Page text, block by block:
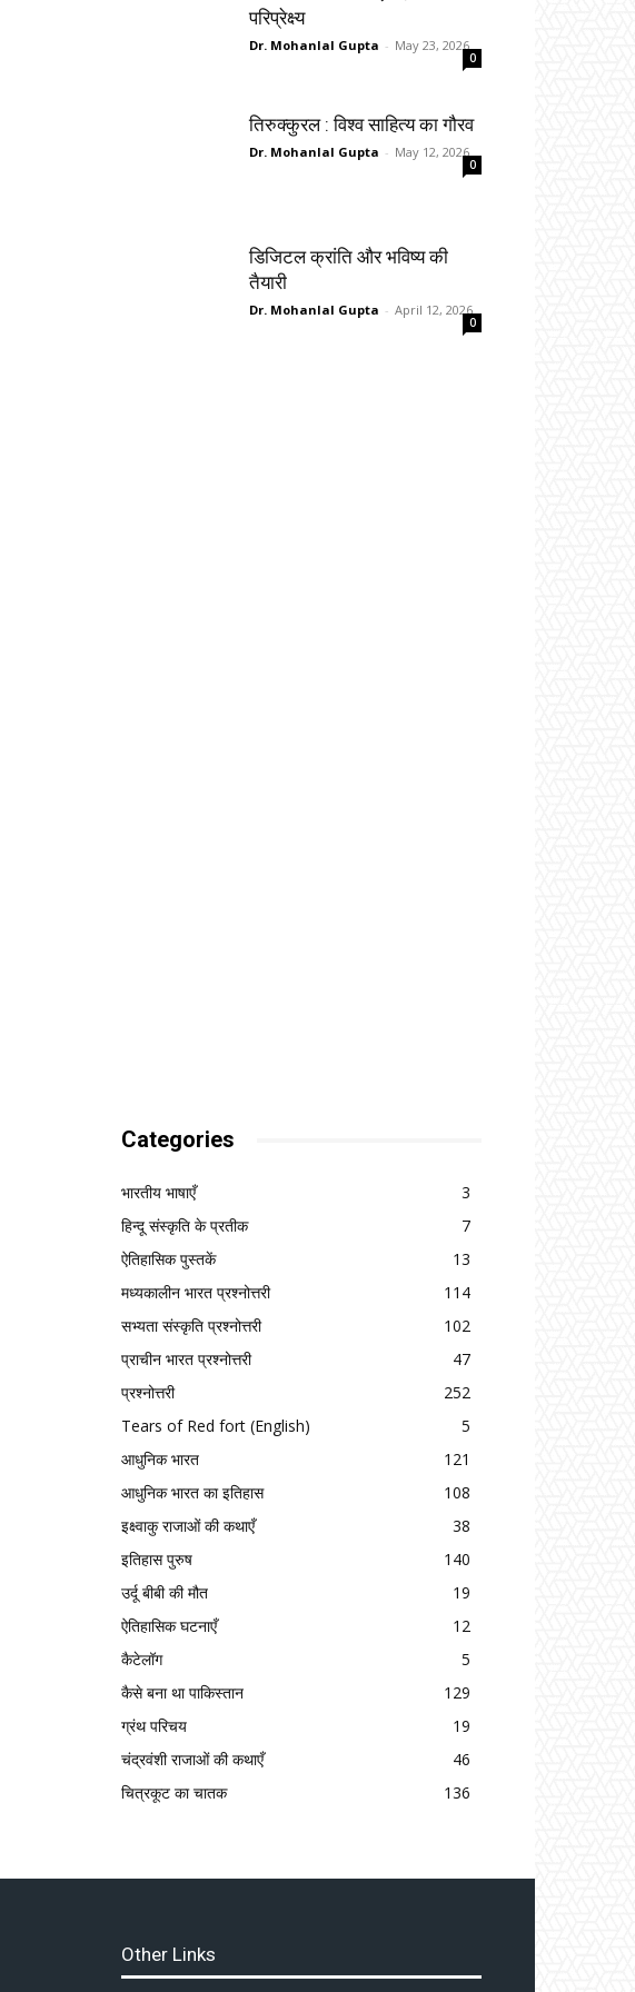
परिप्रेक्ष्य
Dr. Mohanlal Gupta - May 23, 2026
0
तिरुक्कुरल : विश्व साहित्य का गौरव
Dr. Mohanlal Gupta - May 12, 2026
0
डिजिटल क्रांति और भविष्य की
तैयारी
Dr. Mohanlal Gupta - April 12, 2026
0
Categories
भारतीय भाषाएँ
3
हिन्दू संस्कृति के प्रतीक
7
ऐतिहासिक पुस्तकें
13
मध्यकालीन भारत प्रश्नोत्तरी
114
सभ्यता संस्कृति प्रश्नोत्तरी
102
प्राचीन भारत प्रश्नोत्तरी
47
प्रश्नोत्तरी
252
Tears of Red fort (English)
5
आधुनिक भारत
121
आधुनिक भारत का इतिहास
108
इक्ष्वाकु राजाओं की कथाएँ
38
इतिहास पुरुष
140
उर्दू बीबी की मौत
19
ऐतिहासिक घटनाएँ
12
कैटेलॉग
5
कैसे बना था पाकिस्तान
129
ग्रंथ परिचय
19
चंद्रवंशी राजाओं की कथाएँ
46
चित्रकूट का चातक
136
Other Links